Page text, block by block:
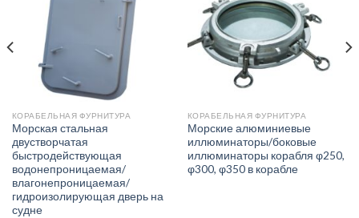
КОРАБЕЛЬНАЯ ФУРНИТУРА
Морская стальная
двустворчатая
быстродействующая
водонепроницаемая/
влагонепроницаемая/
гидроизолирующая дверь на
судне
КОРАБЕЛЬНАЯ ФУРНИТУРА
Морские алюминиевые
иллюминаторы/боковые
иллюминаторы корабля φ250,
φ300, φ350 в корабле